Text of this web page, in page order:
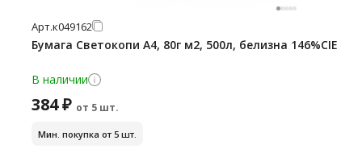
Арт.к049162
Бумага Светокопи А4, 80г м2, 500л, белизна 146%CIE
В наличии
384 ₽ от 5 шт.
Мин. покупка от 5 шт.